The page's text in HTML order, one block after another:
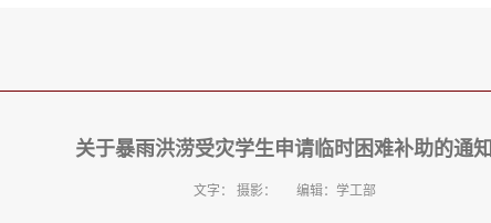
关于暴雨洪涝受灾学生申请临时困难补助的通知
文字： 摄影： 编辑：学工部